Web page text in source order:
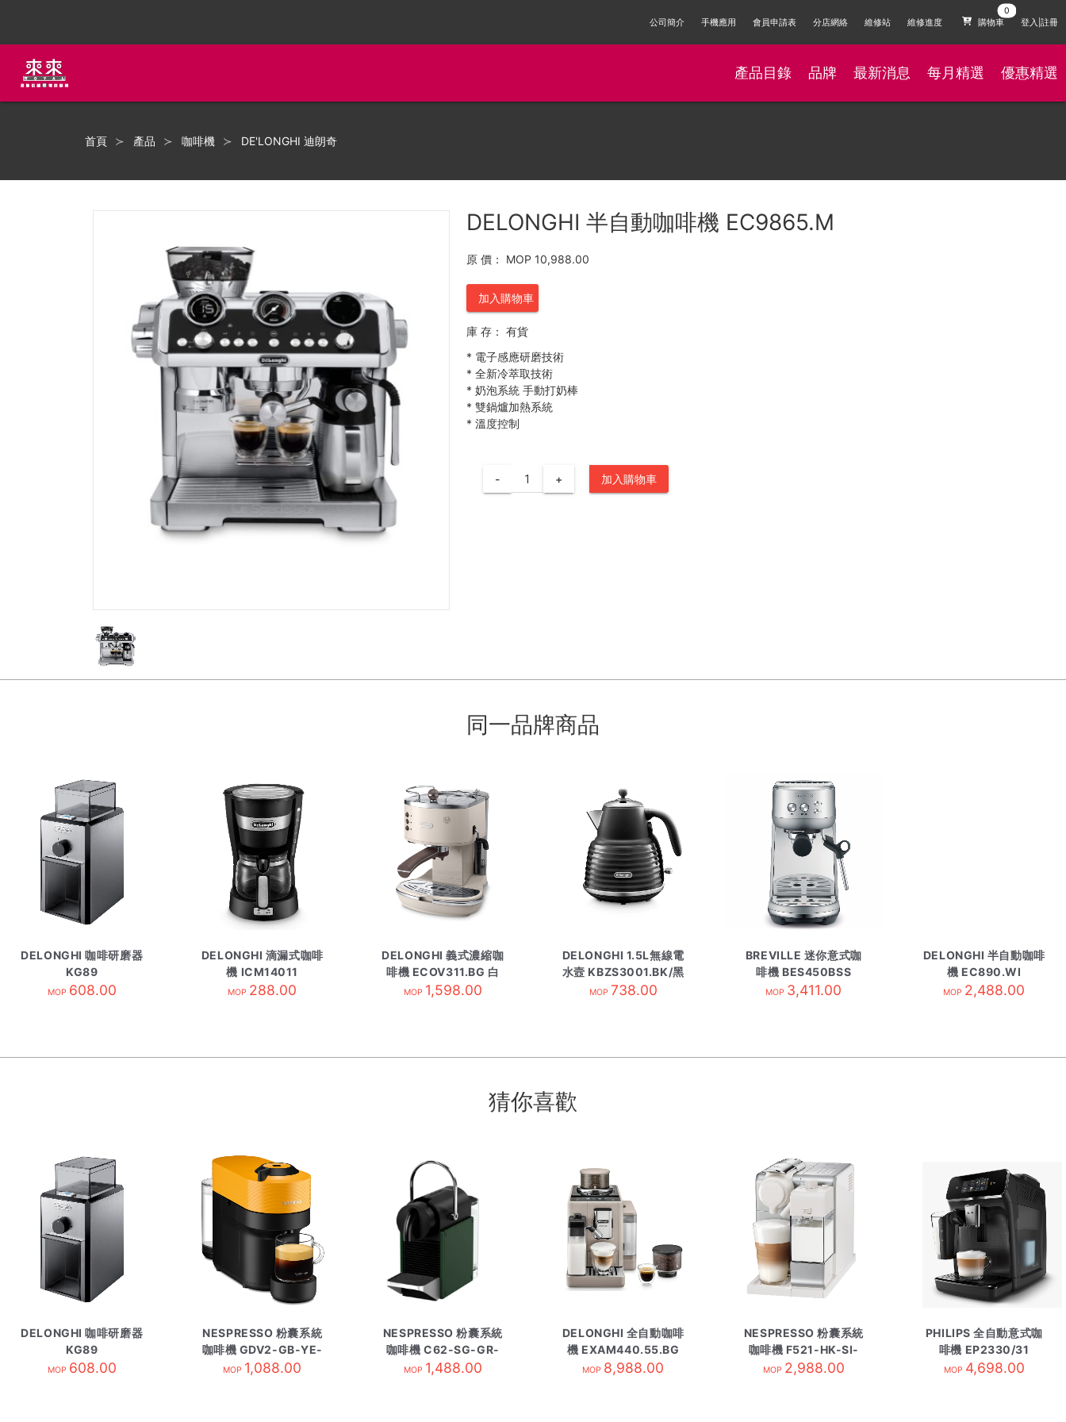
公司簡介 手機應用 會員申請表 分店網絡 維修站 維修進度 購物車 登入|註冊
產品目錄 品牌 最新消息 每月精選 優惠精選
首頁 產品 咖啡機 DE'LONGHI 迪朗奇
DELONGHI 半自動咖啡機 EC9865.M
原 價： MOP 10,988.00
加入購物車
庫 存：
有貨
* 電子感應研磨技術
* 全新冷萃取技術
* 奶泡系統 手動打奶棒
* 雙鍋爐加熱系統
* 溫度控制
- + 加入購物車
同一品牌商品
DELONGHI 咖啡研磨器
KG89
MOP 608.00
DELONGHI 滴漏式咖啡
機 ICM14011
MOP 288.00
DELONGHI 義式濃縮咖
啡機 ECOV311.BG 白
MOP 1,598.00
DELONGHI 1.5L無線電
水壼 KBZS3001.BK/黑
色
MOP 738.00
BREVILLE 迷你意式咖
啡機 BES450BSS
MOP 3,411.00
DELONGHI 半自動咖啡
機 EC890.WI
MOP 2,488.00
猜你喜歡
DELONGHI 咖啡研磨器
KG89
MOP 608.00
NESPRESSO 粉囊系統
咖啡機 GDV2-GB-YE-
NE黃
MOP 1,088.00
NESPRESSO 粉囊系統
咖啡機 C62-SG-GR-
NE 綠
MOP 1,488.00
DELONGHI 全自動咖啡
機 EXAM440.55.BG
MOP 8,988.00
NESPRESSO 粉囊系統
咖啡機 F521-HK-SI-
NE銀
MOP 2,988.00
PHILIPS 全自動意式咖
啡機 EP2330/31
MOP 4,698.00